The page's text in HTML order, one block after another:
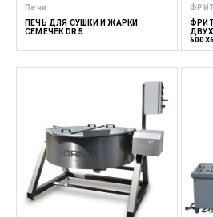
Печи
ПЕЧЬ ДЛЯ СУШКИ И ЖАРКИ
СЕМЕЧЕК DR 5